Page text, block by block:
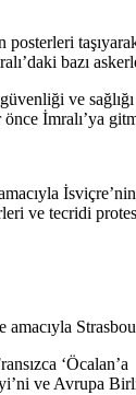
bazı
güvenliği ve
İmralı’ya
ve tecridi
ve Avrupa